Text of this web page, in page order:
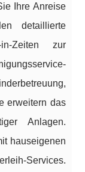
Ihre Anreise
detaillierte
in-Zeiten zur
erweitern das
Anlagen.
hauseigenen
Services.